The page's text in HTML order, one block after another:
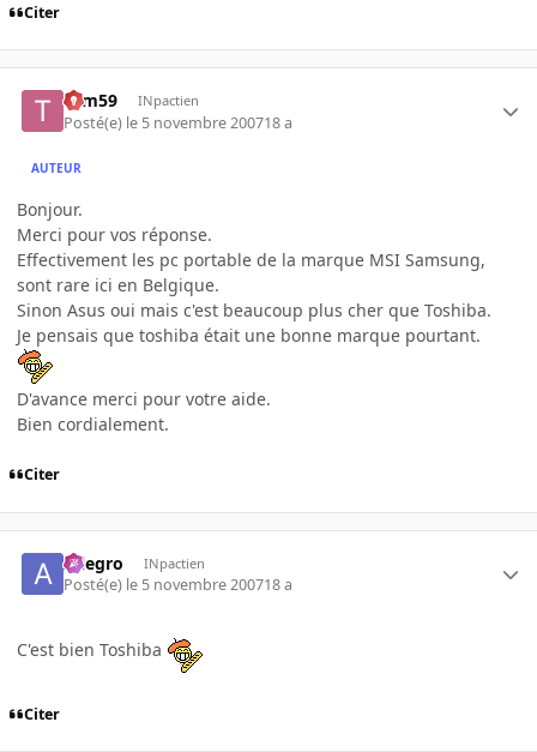
Citer
tom59 INpactien
Posté(e) le 5 novembre 200718 a
AUTEUR
Bonjour.
Merci pour vos réponse.
Effectivement les pc portable de la marque MSI Samsung,
sont rare ici en Belgique.
Sinon Asus oui mais c'est beaucoup plus cher que Toshiba.
Je pensais que toshiba était une bonne marque pourtant.
D'avance merci pour votre aide.
Bien cordialement.
Citer
Allegro INpactien
Posté(e) le 5 novembre 200718 a
C'est bien Toshiba
Citer